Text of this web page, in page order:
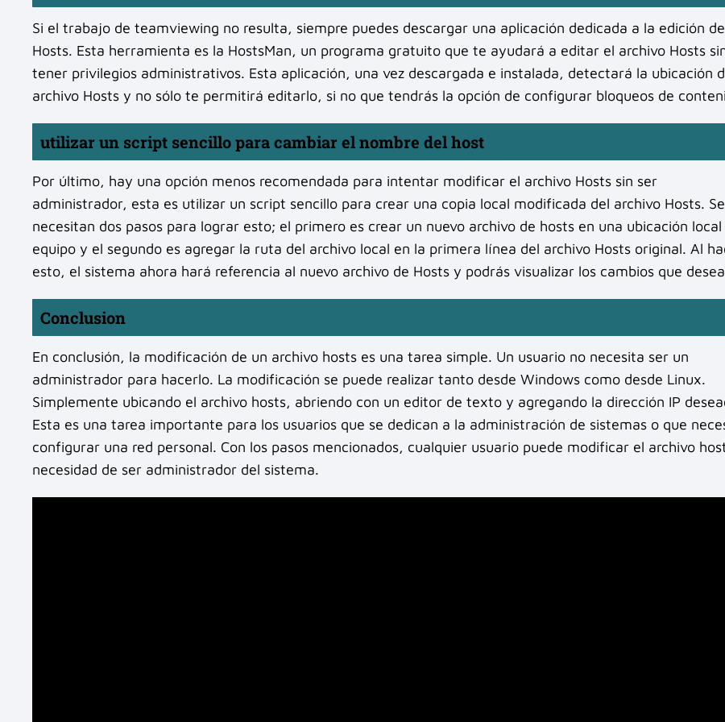
Si el trabajo de teamviewing no resulta, siempre puedes descargar una aplicación dedicada a la edición de
Hosts. Esta herramienta es la HostsMan, un programa gratuito que te ayudará a editar el archivo Hosts
tener privilegios administrativos. Esta aplicación, una vez descargada e instalada, detectará la ubicación
archivo Hosts y no sólo te permitirá editarlo, si no que tendrás la opción de configurar bloqueos de
utilizar un script sencillo para cambiar el nombre del host
Por último, hay una opción menos recomendada para intentar modificar el archivo Hosts sin ser
administrador, esta es utilizar un script sencillo para crear una copia local modificada del archivo Hosts. Se
necesitan dos pasos para lograr esto; el primero es crear un nuevo archivo de hosts en una ubicación local
equipo y el segundo es agregar la ruta del archivo local en la primera línea del archivo Hosts original. Al
esto, el sistema ahora hará referencia al nuevo archivo de Hosts y podrás visualizar los cambios que
Conclusion
En conclusión, la modificación de un archivo hosts es una tarea simple. Un usuario no necesita ser un
administrador para hacerlo. La modificación se puede realizar tanto desde Windows como desde Linux.
Simplemente ubicando el archivo hosts, abriendo con un editor de texto y agregando la dirección IP
Esta es una tarea importante para los usuarios que se dedican a la administración de sistemas o que
configurar una red personal. Con los pasos mencionados, cualquier usuario puede modificar el archivo
necesidad de ser administrador del sistema.